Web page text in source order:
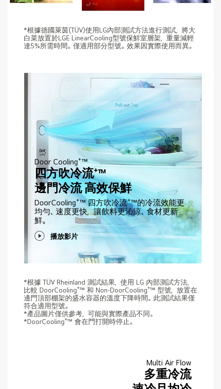
*根據德國萊茵(TÜV)使用LG內部測試方法進行測試，將大
白菜放置於LGE LinearCooling型號保鮮室層架，重量減輕
達5%所需時間。僅適用部分型號。效果因實際使用而異。
Door Cooling⁺™
四方吹冷流⁺™
邊門冷流 高效保鮮
DoorCooling⁺™ 四方吹冷流⁺™的冷流效能更
均勻、速度更快，讓飲料更沁涼、食材更新
鮮。
播放影片
*根據 TÜV Rheinland 測試結果，使用 LG 內部測試方法，
比較 DoorCooling⁺™ 和 Non-DoorCooling⁺™ 型號，放置在
邊門頂部棚架的盛水容器的溫度下降時間。此測試結果僅
符合適用型號。
*產品圖片僅供參考，可能與實際產品不同。
*DoorCooling⁺™ 會在門打開時停止。
Multi Air Flow
多重冷流